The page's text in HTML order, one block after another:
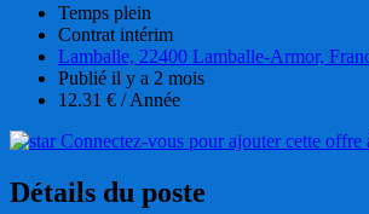
Temps plein
Contrat intérim
Lamballe, 22400 Lamballe-Armor,
Publié il y a 2 mois
12.31 € / Année
Connectez-vous pour ajouter cette offre
Détails du poste